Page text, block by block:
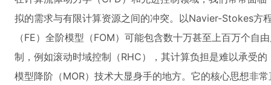
拟的需求与有限计算资源之间的冲突。以Navier-Stokes方
（FE）全阶模型（FOM）可能包含数十万甚至上百万个自
制，例如滚动时域控制（RHC），其计算负担是难以承受
模型降阶（MOR）技术大显身手的地方。它的核心思想非